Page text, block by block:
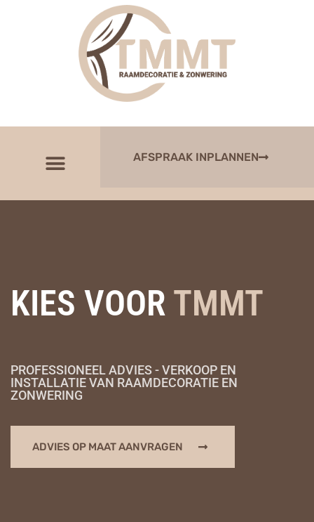
AFSPRAAK INPLANNEN
KIES VOOR TMMT
PROFESSIONEEL ADVIES - VERKOOP EN
INSTALLATIE VAN RAAMDECORATIE EN
ZONWERING
ADVIES OP MAAT AANVRAGEN